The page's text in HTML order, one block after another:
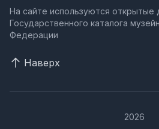
На сайте используются открытые
Государственного каталога
Федерации
Наверх
2026